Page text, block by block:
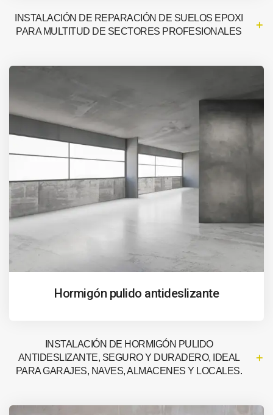
INSTALACIÓN DE REPARACIÓN DE SUELOS EPOXI
PARA MULTITUD DE SECTORES PROFESIONALES
Hormigón pulido antideslizante
INSTALACIÓN DE HORMIGÓN PULIDO
ANTIDESLIZANTE, SEGURO Y DURADERO, IDEAL
PARA GARAJES, NAVES, ALMACENES Y LOCALES.